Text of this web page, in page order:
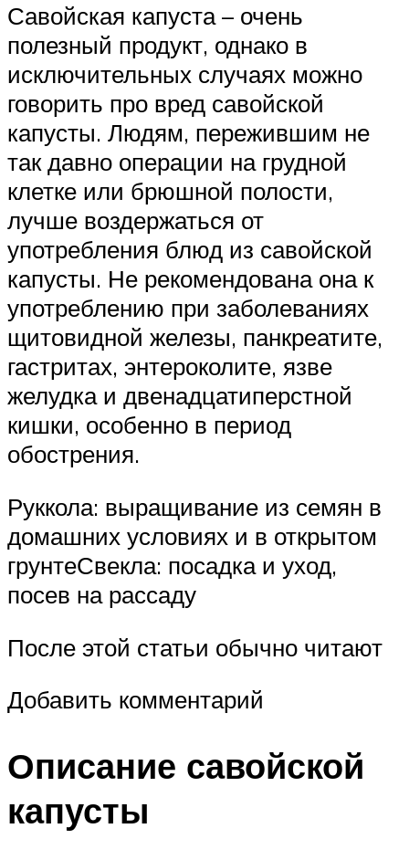
Савойская капуста – очень
полезный продукт, однако в
исключительных случаях можно
говорить про вред савойской
капусты. Людям, пережившим не
так давно операции на грудной
клетке или брюшной полости,
лучше воздержаться от
употребления блюд из савойской
капусты. Не рекомендована она к
употреблению при заболеваниях
щитовидной железы, панкреатите,
гастритах, энтероколите, язве
желудка и двенадцатиперстной
кишки, особенно в период
обострения.
Руккола: выращивание из семян в
домашних условиях и в открытом
грунтеСвекла: посадка и уход,
посев на рассаду
После этой статьи обычно читают
Добавить комментарий
Описание савойской
капусты